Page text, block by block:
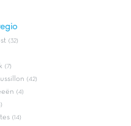
(32)
(7)
(42)
(4)
(14)